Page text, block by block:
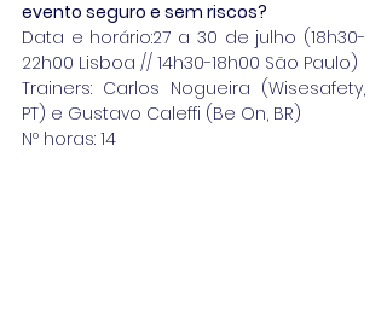
evento seguro e sem riscos?
Data e horário:27 a 30 de julho (18h30-
22h00 Lisboa // 14h30-18h00 São Paulo)
Trainers: Carlos Nogueira (Wisesafety,
PT) e Gustavo Caleffi (Be On, BR)
Nº horas: 14